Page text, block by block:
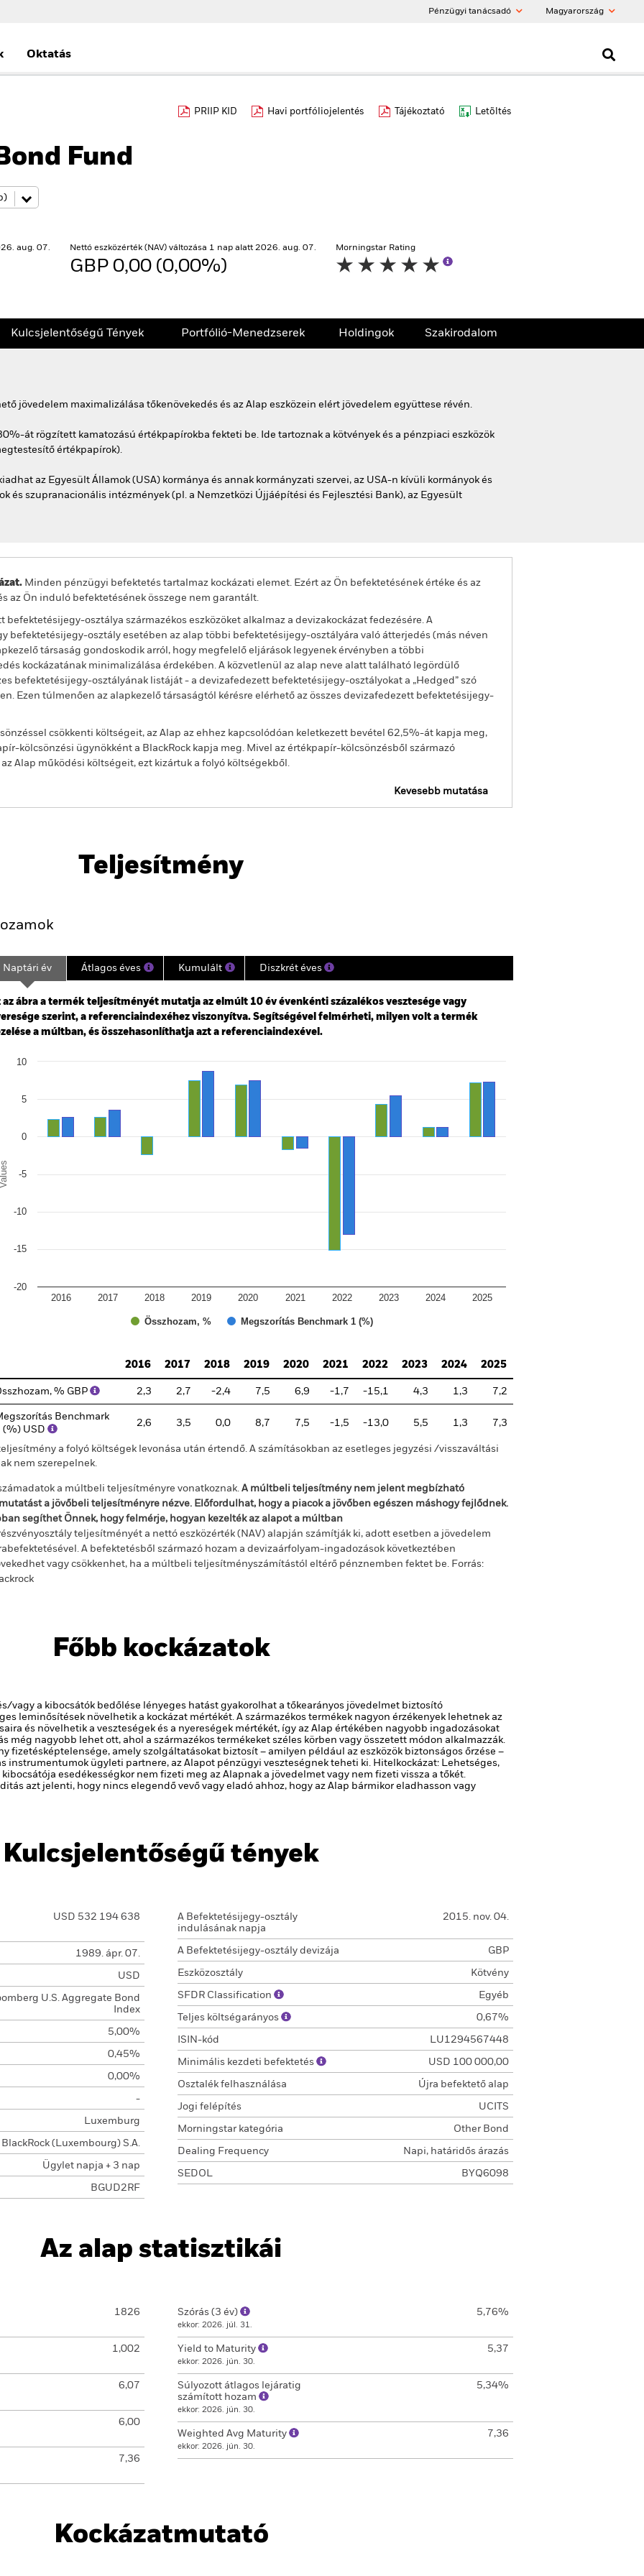
Pénzügyi tanácsadó Magyarország
Oktatás
PRIIP KID Havi portfóliojelentés Tájékoztató Letöltés
Fund
aug. 07. Nettó eszközérték (NAV) változása 1 nap alatt 2026. aug. 07.
GBP 0,00 (0,00%)
Morningstar Rating
Kulcsjelentőségű Tények Portfólió-Menedzserek Holdingok Szakirodalom
jövedelem maximalizálása tőkenövekedés és az Alap eszközein elért jövedelem együttese révén.
át rögzített kamatozású értékpapírokba fekteti be. Ide tartoznak a kötvények és a pénzpiaci eszközök
értékpapírok).
az Egyesült Államok (USA) kormánya és annak kormányzati szervei, az USA-n kívüli kormányok és
és szupranacionális intézmények (pl. a Nemzetközi Újjáépítési és Fejlesztési Bank), az Egyesült
Minden pénzügyi befektetés tartalmaz kockázati elemet. Ezért az Ön befektetésének értéke és az
az Ön induló befektetésének összege nem garantált.
osztálya származékos eszközöket alkalmaz a devizakockázat fedezésére. A
befektetésijegy-osztály esetében az alap többi befektetésijegy-osztályára való átterjedés (más néven
társaság gondoskodik arról, hogy megfelelő eljárások legyenek érvényben a többi
kockázatának minimalizálása érdekében. A közvetlenül az alap neve alatt található legördülő
befektetésijegy-osztályának listáját - a devizafedezett befektetésijegy-osztályokat a „Hedged” szó
Ezen túlmenően az alapkezelő társaságtól kérésre elérhető az összes devizafedezett befektetésijegy-
csökkenti költségeit, az Alap az ehhez kapcsolódóan keletkezett bevétel 62,5%-át kapja meg,
kölcsönzési ügynökként a BlackRock kapja meg. Mivel az értékpapír-kölcsönzésből származó
Alap működési költségeit, ezt kizártuk a folyó költségekből.
Kevesebb mutatása
Kulcsjelentőségű Tények Portfólió-Menedzserek
Teljesítmény
2015-10-01 00:00:00 to 2026-07-31 00:00:00.
-10 to 20.
Naptári év Átlagos éves Kumulált Diszkrét éves
az ábra a termék teljesítményét mutatja az elmúlt 10 év évenkénti százalékos vesztesége vagy
szerint, a referenciaindexéhez viszonyítva. Segítségével felmérheti, milyen volt a termék
a múltban, és összehasonlíthatja azt a referenciaindexével.
chart with 2 data series.
chart has 1 X axis displaying categories.
Values
Összhozam, % Megszorítás Benchmark 1 (%)
2016 2017 2018 2019 2020 2021 2022 2023 2024 2025
-20
-15
-10
-5
0
5
10
2016
2017 2018 2019 2020 2021 2022 2023 2024 2025
% GBP 2,3 2,7 -2,4 7,5 6,9 -1,7 -15,1 4,3 1,3 7,2
Benchmark
(%) USD
2,6 3,5 0,0 8,7 7,5 -1,5 -13,0 5,5 1,3 7,3
a folyó költségek levonása után értendő. A számításokban az esetleges jegyzési /visszaváltási
nem szerepelnek.
a múltbeli teljesítményre vonatkoznak. A múltbeli teljesítmény nem jelent megbízható
a jövőbeli teljesítményre nézve. Előfordulhat, hogy a piacok a jövőben egészen máshogy fejlődnek.
segíthet Önnek, hogy felmérje, hogyan kezelték az alapot a múltban
teljesítményét a nettó eszközérték (NAV) alapján számítják ki, adott esetben a jövedelem
A befektetésből származó hozam a devizaárfolyam-ingadozások következtében
vagy csökkenhet, ha a múltbeli teljesítményszámítástól eltérő pénznemben fektet be. Forrás:
Főbb kockázatok
vagy a kibocsátók bedőlése lényeges hatást gyakorolhat a tőkearányos jövedelmet biztosító
leminősítések növelhetik a kockázat mértékét. A származékos termékek nagyon érzékenyek lehetnek az
és növelhetik a veszteségek és a nyereségek mértékét, így az Alap értékében nagyobb ingadozásokat
még nagyobb lehet ott, ahol a származékos termékeket széles körben vagy összetett módon alkalmazzák.
fizetésképtelensége, amely szolgáltatásokat biztosít – amilyen például az eszközök biztonságos őrzése –
instrumentumok ügyleti partnere, az Alapot pénzügyi veszteségnek teheti ki. Hitelkockázat: Lehetséges,
esedékességkor nem fizeti meg az Alapnak a jövedelmet vagy nem fizeti vissza a tőkét.
azt jelenti, hogy nincs elegendő vevő vagy eladó ahhoz, hogy az Alap bármikor eladhasson vagy
Kulcsjelentőségű tények
USD 532 194 638
1989. ápr. 07.
USD
U.S. Aggregate Bond
Index
5,00%
0,45%
0,00%
-
Luxemburg
BlackRock (Luxembourg) S.A.
Ügylet napja + 3 nap
BGUD2RF
A Befektetésijegy-osztály
indulásának napja
2015. nov. 04.
A Befektetésijegy-osztály devizája GBP
Eszközosztály Kötvény
SFDR Classification Egyéb
Teljes költségarányos 0,67%
ISIN-kód LU1294567448
Minimális kezdeti befektetés USD 100 000,00
Osztalék felhasználása Újra befektető alap
Jogi felépítés UCITS
Morningstar kategória Other Bond
Dealing Frequency Napi, határidős árazás
SEDOL BYQ6098
Az alap statisztikái
1826
1,002
6,07
6,00
7,36
Szórás (3 év)
ekkor: 2026. júl. 31.
5,76%
Yield to Maturity
ekkor: 2026. jún. 30.
5,37
Súlyozott átlagos lejáratig
számított hozam
ekkor: 2026. jún. 30.
5,34%
Weighted Avg Maturity
ekkor: 2026. jún. 30.
7,36
Kockázatmutató